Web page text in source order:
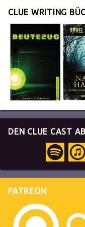
CLUE WRITING
DEN CLUE CAST
PATREON